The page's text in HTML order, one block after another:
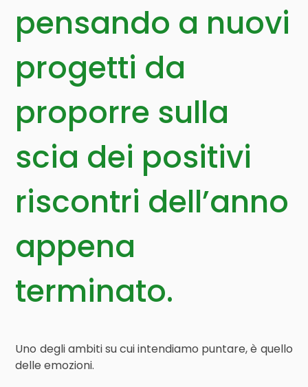
pensando a nuovi
progetti da
proporre sulla
scia dei positivi
riscontri dell’anno
appena
terminato.
Uno degli ambiti su cui intendiamo puntare, è quello
delle emozioni.